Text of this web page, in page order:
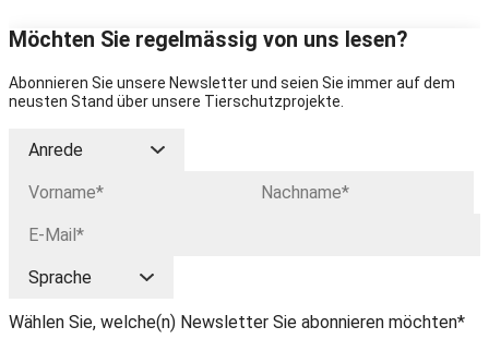
Möchten Sie regelmässig von uns lesen?
Abonnieren Sie unsere Newsletter und seien Sie immer auf dem
neusten Stand über unsere Tierschutzprojekte.
Wählen Sie, welche(n) Newsletter Sie abonnieren möchten*